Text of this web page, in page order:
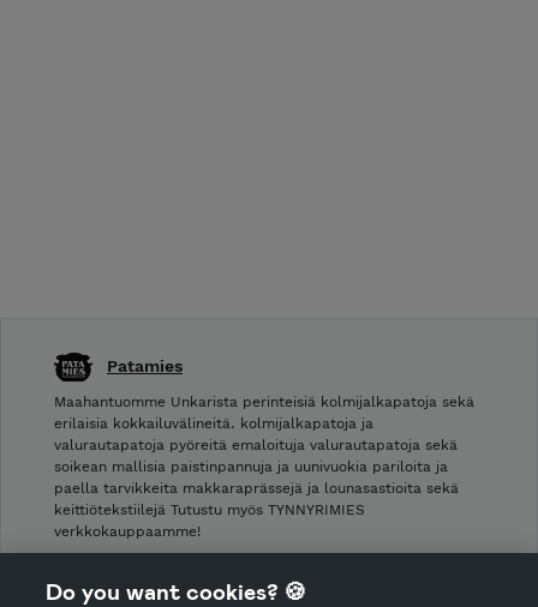
Patamies
Maahantuomme Unkarista perinteisiä kolmijalkapatoja sekä
erilaisia kokkailuvälineitä. kolmijalkapatoja ja
valurautapatoja pyöreitä emaloituja valurautapatoja sekä
soikean mallisia paistinpannuja ja uunivuokia pariloita ja
paella tarvikkeita makkaraprässejä ja lounasastioita sekä
keittiötekstiilejä Tutustu myös TYNNYRIMIES
verkkokauppaamme!
Shop privacy policy
Do you want cookies? 🍪